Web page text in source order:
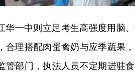
华一中则立足考生高强度用脑
合理搭配肉蛋禽奶与应季蔬果
管部门，执法人员不定期进驻